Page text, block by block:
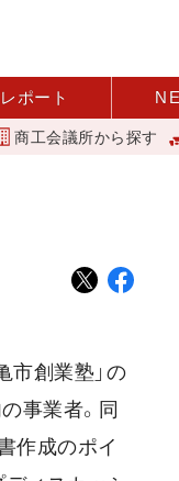
ポート
大きな可能性を秘めてい
商工会議所から探す
市創業塾」の
事業者。同
作成のポイ